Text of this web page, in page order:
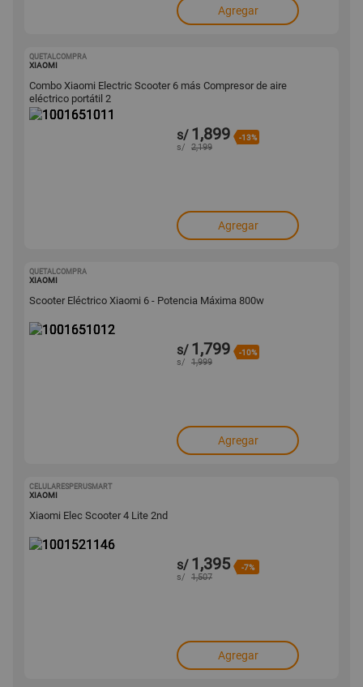
Agregar
QUETALCOMPRA
XIAOMI
Combo Xiaomi Electric Scooter 6 más Compresor de aire
eléctrico portátil 2
s/ 1,899 -13%
s/ 2,199
Agregar
QUETALCOMPRA
XIAOMI
Scooter Eléctrico Xiaomi 6 - Potencia Máxima 800w
s/ 1,799 -10%
s/ 1,999
Agregar
CELULARESPERUSMART
XIAOMI
Xiaomi Elec Scooter 4 Lite 2nd
s/ 1,395 -7%
s/ 1,507
Agregar